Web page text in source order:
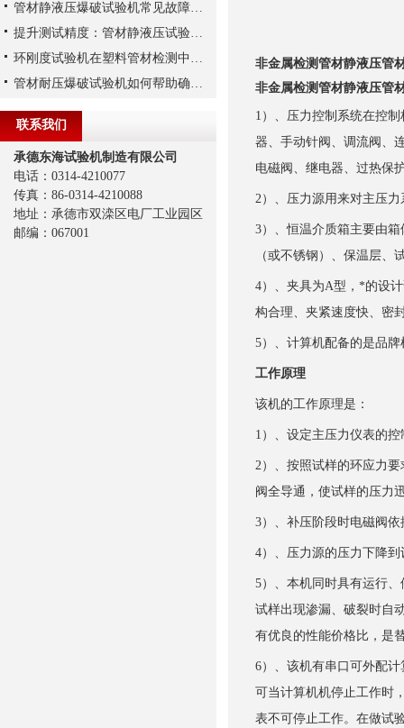
非金属检测管材静液压管
非金属检测管材静液压管
1 ）、压力控制系统在控
器、手动针阀、调流阀、
电磁阀、继电器、过热保
2）、压力源用来对主压
3）、恒温介质箱主要由
（或不锈钢）、保温层、
4）、夹具为A型，*的设
构合理、夹紧速度快、密
5）、计算机配备的是品
工作原理
该机的工作原理是：
1 ）、设定主压力仪表的
2）、按照试样的环应力
阀全导通，使试样的压力
3）、补压阶段时电磁阀
4）、压力源的压力下降
5）、本机同时具有运行
试样出现渗漏、破裂时自
有优良的性能价格比，是
6）、该机有串口可外配
可当计算机机停止工作时
表不可停止工作。 在做试
管材静液压爆破试验机常见故障的检查方法
提升测试精度：管材静液压试验机校准的关键步骤
环刚度试验机在塑料管材检测中的试样制备与夹具选用规范
管材耐压爆破试验机如何帮助确保管道的安全运行？
联系我们
承德东海试验机制造有限公司
电话：0314-4210077
传真：86-0314-4210088
地址：承德市双滦区电厂工业园区
邮编：067001